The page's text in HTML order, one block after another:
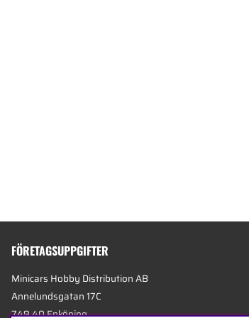
FÖRETAGSUPPGIFTER
Minicars Hobby Distribution AB
Annelundsgatan 17C
749 40 Enköping